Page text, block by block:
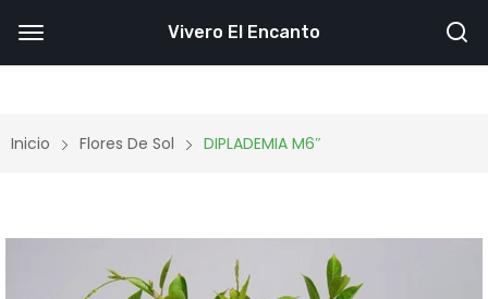
Inicio Flores De Sol DIPLADEMIA M6″
Vivero El Encanto